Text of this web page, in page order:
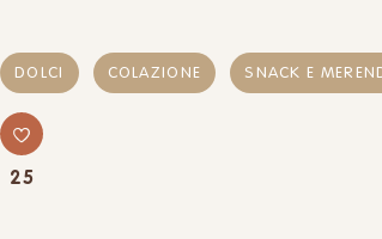
DOLCI COLAZIONE SNACK E
25